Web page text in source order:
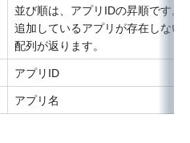
並び順は、アプリIDの昇順です。
追加しているアプリが存在しない
配列が返ります。
アプリID
アプリ名